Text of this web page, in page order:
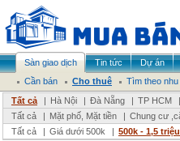
Sàn giao dịch Tin tức Dự án
Cần bán
Cho thuê
Tìm theo
Tất cả
| Hà Nội | Đà Nẵng | TP HCM |
Tất cả
| Mặt phố, Mặt tiền | Chung cư
Tất cả
| Giá dưới 500k | 500k - 1,5 triệu